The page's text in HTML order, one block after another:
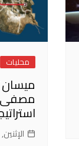
محليات
مصفى
الإثنين, 31 مارس 2025, 21:44